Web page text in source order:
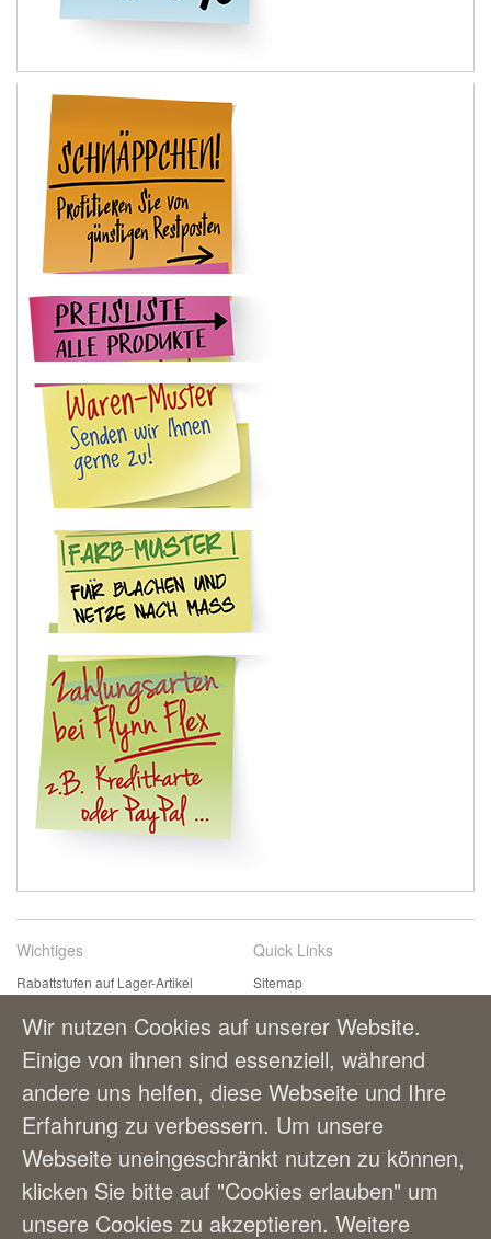
Wichtiges
Rabattstufen auf Lager-Artikel
Einfach & bequem bestellen
Zahlungsmöglichkeiten
Lieferung und Versandkosten
AGBs
Quick Links
Sitemap
Erweiterte Suche
Benutzerkonto
Bestellungen
Wir nutzen Cookies auf unserer Website.
Einige von ihnen sind essenziell, während
andere uns helfen, diese Webseite und Ihre
Erfahrung zu verbessern. Um unsere
Webseite uneingeschränkt nutzen zu können,
klicken Sie bitte auf "Cookies erlauben" um
unsere Cookies zu akzeptieren. Weitere